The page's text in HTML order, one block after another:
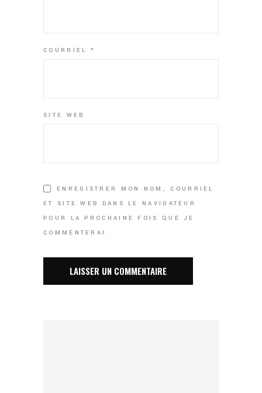
COURRIEL *
SITE WEB
ENREGISTRER MON NOM, COURRIEL
ET SITE WEB DANS LE NAVIGATEUR
POUR LA PROCHAINE FOIS QUE JE
COMMENTERAI.